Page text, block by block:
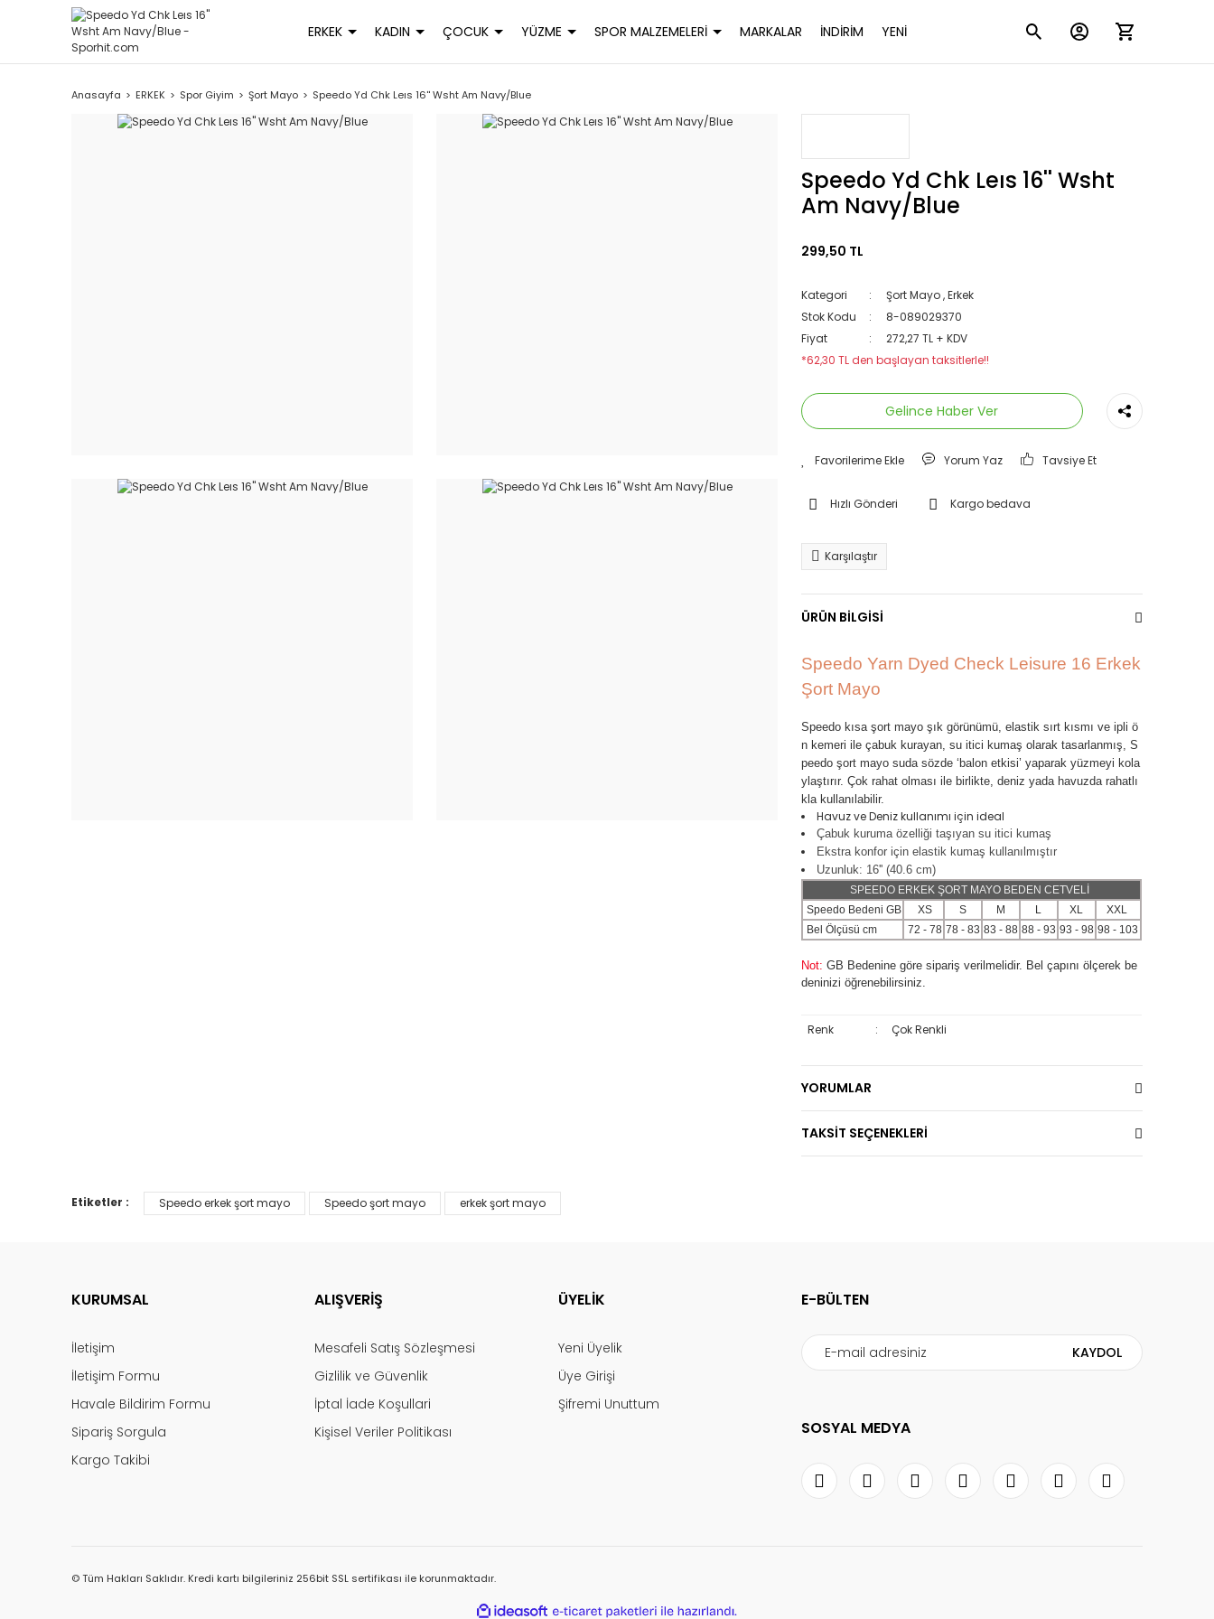
ERKEK KADIN ÇOCUK YÜZME SPOR MALZEMELERİ MARKALAR İNDİRİM YENİ
Anasayfa ERKEK Spor Giyim Şort Mayo Speedo Yd Chk Leıs 16'' Wsht Am Navy/Blue
Speedo Yd Chk Leıs 16'' Wsht
Am Navy/Blue
299,50 TL
Kategori Şort Mayo ,Erkek
Stok Kodu
8-089029370
Fiyat
272,27 TL + KDV
*62,30 TL den başlayan taksitlerle!!
Gelince Haber Ver
Yorum Yaz Tavsiye Et
Hızlı Gönderi Kargo bedava
Karşılaştır
ÜRÜN BİLGİSİ
Speedo Yarn Dyed Check Leisure 16 Erkek
Şort Mayo
Speedo kısa şort mayoşık görünümü, elastik sırt kısmı ve ipli ö
n kemeri ile çabuk kurayan, su itici kumaş olarak tasarlanmış, S
peedo şort mayosuda sözde ‘balon etkisi’ yaparak yüzmeyi kola
ylaştırır. Çok rahat olması ile birlikte, deniz yada havuzda rahatlı
kla kullanılabilir.
Havuz ve Deniz kullanımı için ideal
Çabuk kuruma özelliği taşıyan su itici kumaş
Ekstra konfor için elastik kumaş kullanılmıştır
Uzunluk: 16'' (40.6 cm)
SPEEDO ERKEK ŞORT MAYO BEDEN CETVELİ
Speedo Bedeni GB
XS S M L XL
XXL
Bel Ölçüsü cm
72 - 78 78 - 83 83 - 88 88 - 93 93 - 98 98 - 103
Not: GB Bedenine göre sipariş verilmelidir. Bel çapını ölçerek be
deninizi öğrenebilirsiniz.
Renk : Çok Renkli
YORUMLAR
TAKSİT SEÇENEKLERİ
Etiketler : Speedo erkek şort mayo Speedo şort mayo erkek şort mayo
KURUMSAL
İletişim
İletişim Formu
Havale Bildirim Formu
Sipariş Sorgula
Kargo Takibi
ALIŞVERİŞ
Mesafeli Satış Sözleşmesi
Gizlilik ve Güvenlik
İptal İade Koşullari
Kişisel Veriler Politikası
ÜYELİK
Yeni Üyelik
Üye Girişi
Şifremi Unuttum
E-BÜLTEN
KAYDOL
SOSYAL MEDYA
© Tüm Hakları Saklıdır. Kredi kartı bilgileriniz 256bit SSL sertifikası ile korunmaktadır.
ideasoft e-